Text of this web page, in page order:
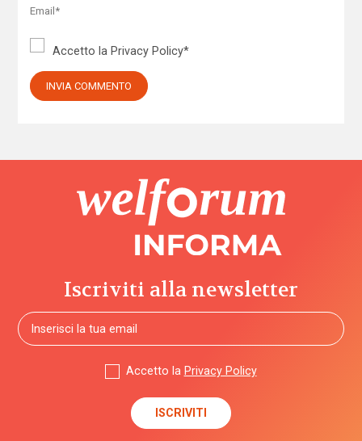
Accetto la Privacy Policy*
Iscriviti alla newsletter
Accetto la Privacy Policy